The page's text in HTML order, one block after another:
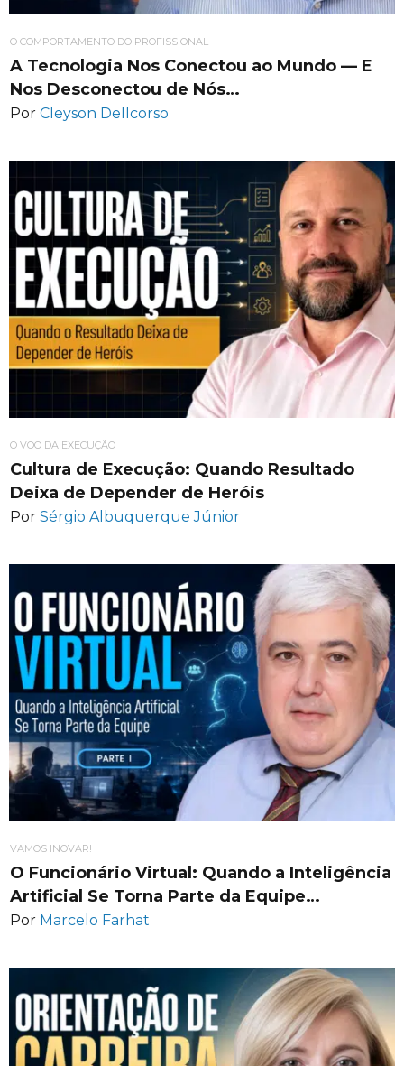
O COMPORTAMENTO DO PROFISSIONAL
A Tecnologia Nos Conectou ao Mundo — E
Nos Desconectou de Nós…
Por Cleyson Dellcorso
O VOO DA EXECUÇÃO
Cultura de Execução: Quando Resultado
Deixa de Depender de Heróis
Por Sérgio Albuquerque Júnior
VAMOS INOVAR!
O Funcionário Virtual: Quando a Inteligência
Artificial Se Torna Parte da Equipe…
Por Marcelo Farhat